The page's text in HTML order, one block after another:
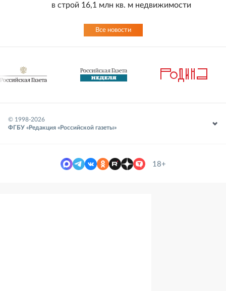
в строй 16,1 млн кв. м недвижимости
Все новости
© 1998-2026
ФГБУ «Редакция «Российской газеты»
18+